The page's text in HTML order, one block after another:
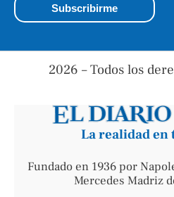
2026 – Todos los
La realidad en
Fundado en 1936 por
Mercedes Madriz